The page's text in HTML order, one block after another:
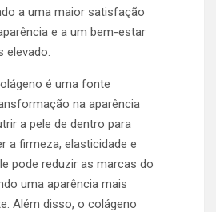
a uma maior satisfação
e a um bem-estar
elevado.
é uma fonte
na aparência
a pele de dentro para
a firmeza, elasticidade e
pode reduzir as marcas do
uma aparência mais
Além disso, o colágeno